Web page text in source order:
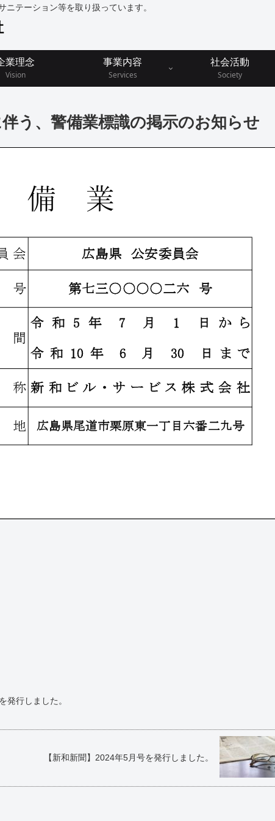
テーション等を取り扱っています。
業理念
Vision
事業内容
Services
社会活動
Society
う、警備業標識の掲示のお知らせ
発行しました。
【新和新聞】2024年5月号を発行しました。